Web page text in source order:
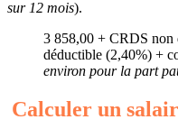
sur 12 mois).
3 858,00 + CRDS non
déductible (2,40%) +
environ pour la part
Calculer un